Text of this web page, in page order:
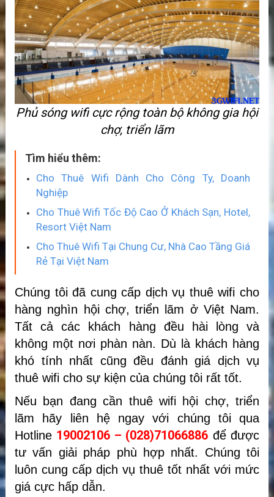
Phủ sóng wifi cực rộng toàn bộ không gia hội
chợ, triển lãm
Tìm hiểu thêm:
Cho Thuê Wifi Dành Cho Công Ty, Doanh
Nghiệp
Cho Thuê Wifi Tốc Độ Cao Ở Khách Sạn, Hotel,
Resort Việt Nam
Cho Thuê Wifi Tại Chung Cư, Nhà Cao Tầng Giá
Rẻ Tại Việt Nam
Chúng tôi đã cung cấp dịch vụ thuê wifi cho
hàng nghìn hội chợ, triển lãm ở Việt Nam.
Tất cả các khách hàng đều hài lòng và
không một nơi phàn nàn. Dù là khách hàng
khó tính nhất cũng đều đánh giá dịch vụ
thuê wifi cho sự kiện của chúng tôi rất tốt.
Nếu bạn đang cần thuê wifi hội chợ, triển
lãm hãy liên hệ ngay với chúng tôi qua
Hotline 19002106 – (028)71066886 để được
tư vấn giải pháp phù hợp nhất. Chúng tôi
luôn cung cấp dịch vụ thuê tốt nhất với mức
giá cực hấp dẫn.